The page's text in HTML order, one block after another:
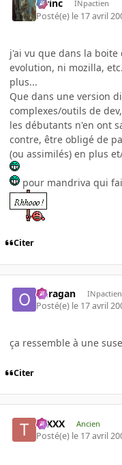
lorinc INpactien
Posté(e) le 17 avril
j'ai vu que dans la
evolution, ni mozilla,
plus...
Que dans une version
complexes/outils de
les débutants n'en ont
contre, être obligé de
(ou assimilés) en plus
pour mandriva qui
Citer
ouragan INpactien
Posté(e) le 17 avril
ça ressemble à une
Citer
tuXXX Ancien
Posté(e) le 17 avril